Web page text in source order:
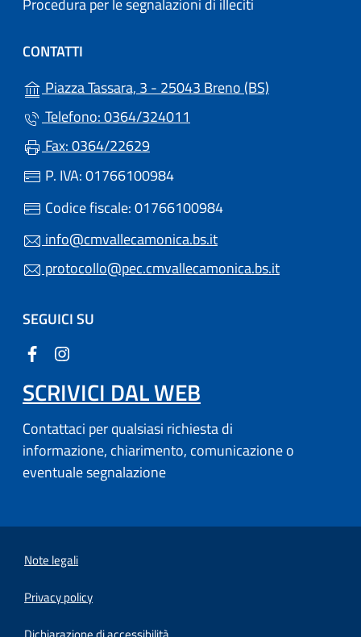
Procedura per le segnalazioni di illeciti
CONTATTI
Piazza Tassara, 3 - 25043 Breno (BS)
Telefono: 0364/324011
Fax: 0364/22629
P. IVA: 01766100984
Codice fiscale: 01766100984
info@cmvallecamonica.bs.it
protocollo@pec.cmvallecamonica.bs.it
SEGUICI SU
SCRIVICI DAL WEB
Contattaci per qualsiasi richiesta di
informazione, chiarimento, comunicazione o
eventuale segnalazione
Note legali
Privacy policy